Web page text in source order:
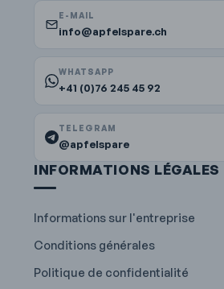
E-MAIL
info@apfelspare.ch
WHATSAPP
+41 (0)76 245 45 92
TELEGRAM
@apfelspare
INFORMATIONS LÉGALES
Informations sur l'entreprise
Conditions générales
Politique de confidentialité